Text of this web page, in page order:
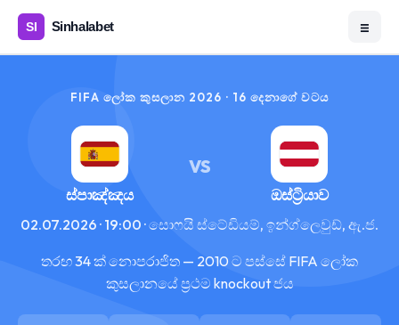
☰
FIFA ලෝක කුසලාන 2026 · 16 දෙනාගේ වටය
ස්පාඤ්ඤය
VS
ඔස්ට්‍රියාව
02.07.2026 · 19:00 · සොෆයි ස්ටේඩියම්, ඉන්ග්ලෙවුඩ්, ඇ.ජ.
තරඟ 34 ක් නොපරාජිත — 2010 ට පස්සේ FIFA ලෝක
කුසලානයේ ප්‍රථම knockout ජය